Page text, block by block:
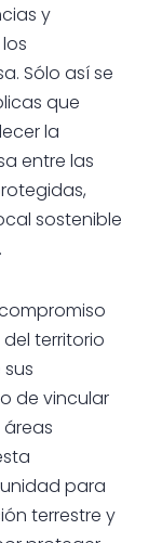
y
Sólo así se
que
la
entre las
sostenible
territorio
de vincular
para
terrestre y